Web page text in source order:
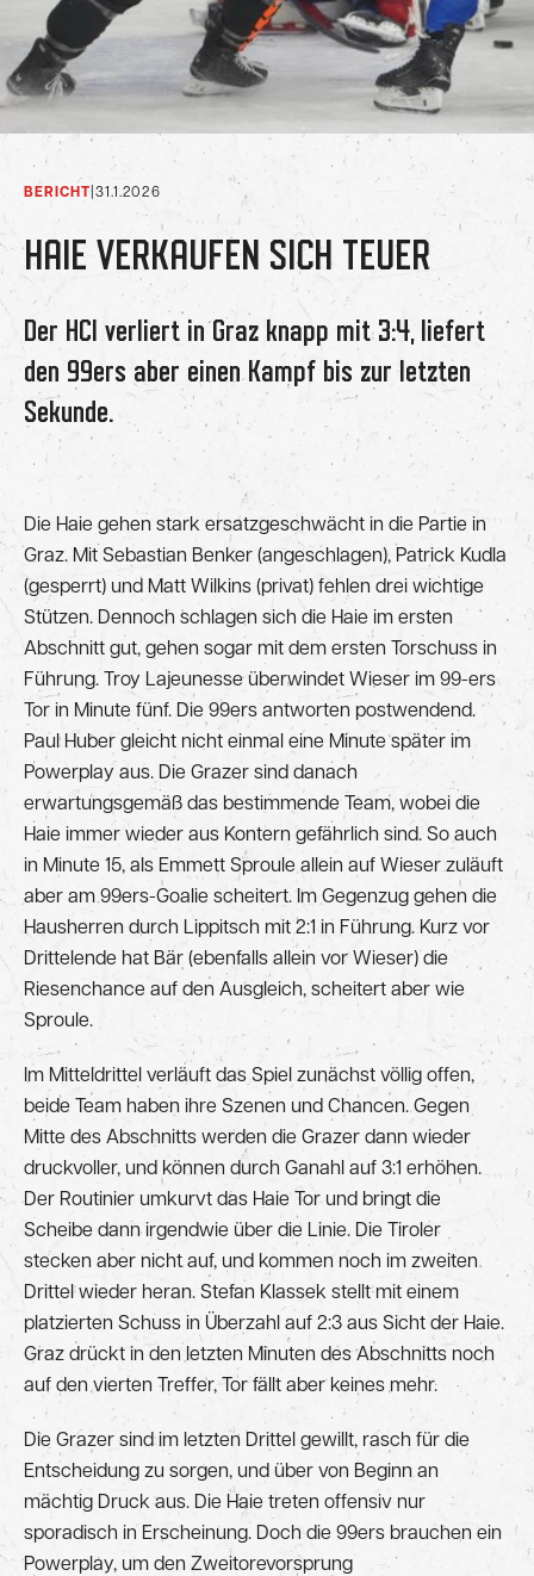
BERICHT 31.1.2026
HAIE VERKAUFEN SICH TEUER
Der HCI verliert in Graz knapp mit 3:4, liefert
den 99ers aber einen Kampf bis zur letzten
Sekunde.
Die Haie gehen stark ersatzgeschwächt in die Partie in
Graz. Mit Sebastian Benker (angeschlagen), Patrick Kudla
(gesperrt) und Matt Wilkins (privat) fehlen drei wichtige
Stützen. Dennoch schlagen sich die Haie im ersten
Abschnitt gut, gehen sogar mit dem ersten Torschuss in
Führung. Troy Lajeunesse überwindet Wieser im 99-ers
Tor in Minute fünf. Die 99ers antworten postwendend.
Paul Huber gleicht nicht einmal eine Minute später im
Powerplay aus. Die Grazer sind danach
erwartungsgemäß das bestimmende Team, wobei die
Haie immer wieder aus Kontern gefährlich sind. So auch
in Minute 15, als Emmett Sproule allein auf Wieser zuläuft
aber am 99ers-Goalie scheitert. Im Gegenzug gehen die
Hausherren durch Lippitsch mit 2:1 in Führung. Kurz vor
Drittelende hat Bär (ebenfalls allein vor Wieser) die
Riesenchance auf den Ausgleich, scheitert aber wie
Sproule.
Im Mitteldrittel verläuft das Spiel zunächst völlig offen,
beide Team haben ihre Szenen und Chancen. Gegen
Mitte des Abschnitts werden die Grazer dann wieder
druckvoller, und können durch Ganahl auf 3:1 erhöhen.
Der Routinier umkurvt das Haie Tor und bringt die
Scheibe dann irgendwie über die Linie. Die Tiroler
stecken aber nicht auf, und kommen noch im zweiten
Drittel wieder heran. Stefan Klassek stellt mit einem
platzierten Schuss in Überzahl auf 2:3 aus Sicht der Haie.
Graz drückt in den letzten Minuten des Abschnitts noch
auf den vierten Treffer, Tor fällt aber keines mehr.
Die Grazer sind im letzten Drittel gewillt, rasch für die
Entscheidung zu sorgen, und über von Beginn an
mächtig Druck aus. Die Haie treten offensiv nur
sporadisch in Erscheinung. Doch die 99ers brauchen ein
Powerplay, um den Zweitorevorsprung